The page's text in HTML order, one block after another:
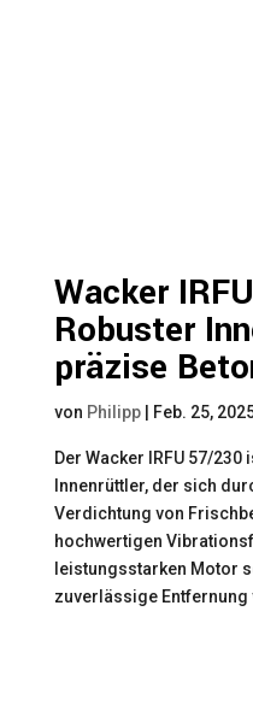
Wacker
Robuster
präzise
von Philipp| Feb. 25,
Der Wacker IRFU 57/
Innenrüttler, der sich
Verdichtung von
hochwertigen
leistungsstarken Motor
zuverlässige Entfernung